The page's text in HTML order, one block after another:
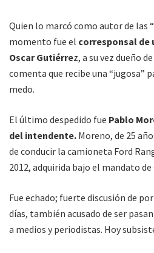
Quien lo marcó como autor de las
momento fue el corresponsal de
Oscar Gutiérrez, a su vez dueño
comenta que recibe una “jugosa”
medo.
El último despedido fue Pablo
del intendente. Moreno, de 25
de conducir la camioneta Ford
2012, adquirida bajo el mandato
Fue echado; fuerte discusión de
días, también acusado de ser
a medios y periodistas. Hoy